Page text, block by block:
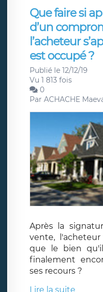
Que faire si
d’un
l’acheteur
est occupé ?
Publié le 12/12/19
Vu 1 813 fois
0
Par ACHACHE
Après la
vente,
que le bien
finalement
ses recours ?
Lire la suite